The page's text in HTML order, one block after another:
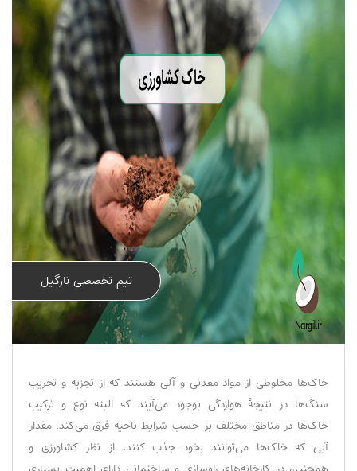
تیم تخصصی نارگیل
خاک‌ها مخلوطی از مواد معدنی و آلی هستند که از تجزیه و تخریب
سنگ‌ها در نتیجهٔ هوازدگی بوجود می‌آیند که البته نوع و ترکیب
خاک‌ها در مناطق مختلف بر حسب شرایط ناحیه فرق می‌کند. مقدار
آبی که خاک‌ها می‌توانند بخود جذب کنند، از نظر کشاورزی و